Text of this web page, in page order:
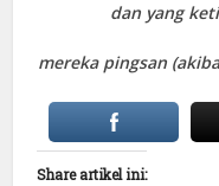
dan yang
mereka pingsan
Share artikel ini: